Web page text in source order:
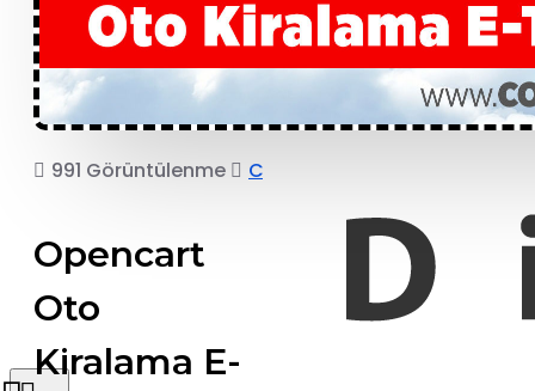
991 Görüntülenme COPRO
Opencart
Oto
Kiralama E-